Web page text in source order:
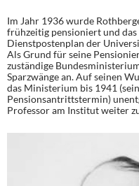
Im Jahr 1936 wurde
frühzeitig pensioniert und
Dienstpostenplan der
Als Grund für seine
zuständige
Sparzwänge an. Auf seinen
das Ministerium bis 1941
Pensionsantrittstermin)
Professor am Institut weiter